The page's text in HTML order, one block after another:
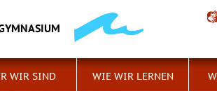
WIR SIND WIE WIR LERNEN